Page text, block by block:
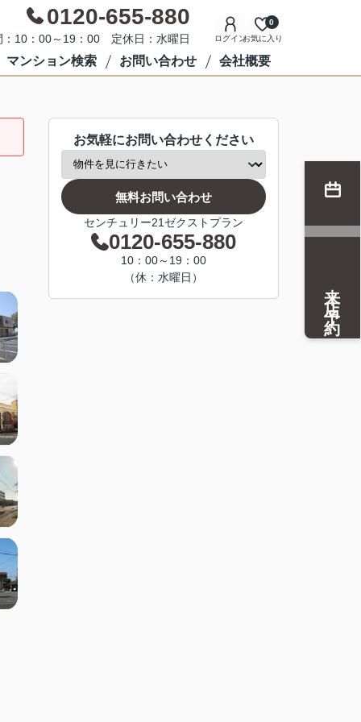
0120-655-880
：10：00～19：00 定休日：水曜日 ログインお気に入り
0
マンション検索 お問い合わせ 会社概要
お気軽にお問い合わせください
無料お問い合わせ
センチュリー21ゼクストプラン
0120-655-880
10：00～19：00
（休：水曜日）
来店予約